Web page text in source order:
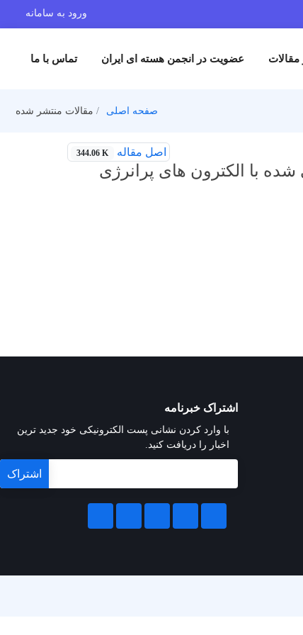
ورود به سامانه
مقالات عضویت در انجمن هسته ای ایران تماس با ما
صفحه اصلی مقالات منتشر شده
اصل مقاله 344.06 K
شده با الکترون های پرانرژی
اشتراک خبرنامه
با وارد کردن نشانی پست الکترونیکی خود جدید ترین
اخبار را دریافت کنید.